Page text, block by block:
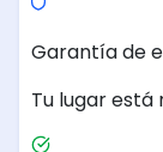
Garantía de
Tu lugar